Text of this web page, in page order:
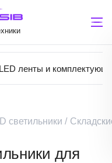
LED ленты и
светильники /
для